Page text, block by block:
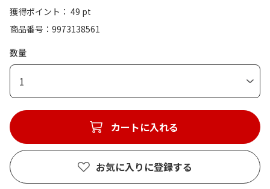
獲得ポイント： 49 pt
商品番号
9973138561
数量
1
カートに入れる
お気に入りに登録する